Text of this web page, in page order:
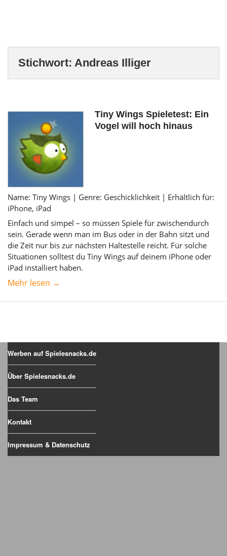
Stichwort: Andreas Illiger
Tiny Wings Spieletest: Ein
Vogel will hoch hinaus
Name: Tiny Wings | Genre: Geschicklichkeit | Erhältlich für:
iPhone, iPad
Einfach und simpel – so müssen Spiele für zwischendurch
sein. Gerade wenn man im Bus oder in der Bahn sitzt und
die Zeit nur bis zur nächsten Haltestelle reicht. Für solche
Situationen solltest du Tiny Wings auf deinem iPhone oder
iPad installiert haben.
Mehr lesen →
Werben auf Spielesnacks.de
Über Spielesnacks.de
Das Team
Kontakt
Impressum & Datenschutz